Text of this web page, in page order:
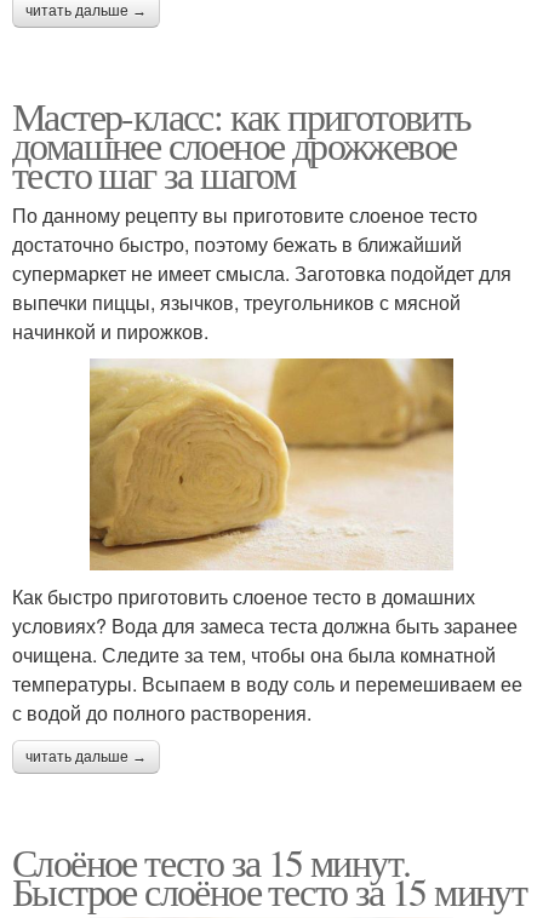
читать дальше →
Мастер-класс: как приготовить
домашнее слоеное дрожжевое
тесто шаг за шагом
По данному рецепту вы приготовите слоеное тесто
достаточно быстро, поэтому бежать в ближайший
супермаркет не имеет смысла. Заготовка подойдет для
выпечки пиццы, язычков, треугольников с мясной
начинкой и пирожков.
Как быстро приготовить слоеное тесто в домашних
условиях? Вода для замеса теста должна быть заранее
очищена. Следите за тем, чтобы она была комнатной
температуры. Всыпаем в воду соль и перемешиваем ее
с водой до полного растворения.
читать дальше →
Слоёное тесто за 15 минут.
Быстрое слоёное тесто за 15 минут